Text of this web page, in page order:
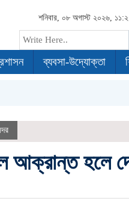
শনিবার, ০৮ অগাস্ট ২০২৬,
ব্যবসা-উদ্যোক্তা
আক্রান্ত হলে